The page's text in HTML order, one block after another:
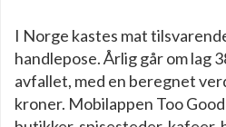
I Norge kastes mat
handlepose. Årlig går om lag
avfallet, med en beregnet
kroner. Mobilappen Too